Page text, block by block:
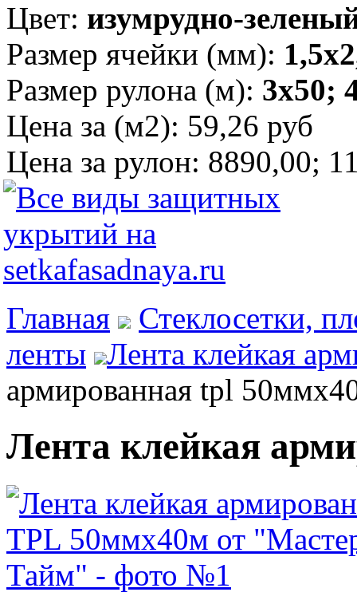
Цвет: изумрудно-
Размер ячейки (мм):
Размер рулона (м): 3х50;
Цена за (м2): 59,26 руб
Цена за рулон: 8890,00;
Главная
Стеклосетки,
ленты
Лента клейкая
армированная tpl
Лента клейкая